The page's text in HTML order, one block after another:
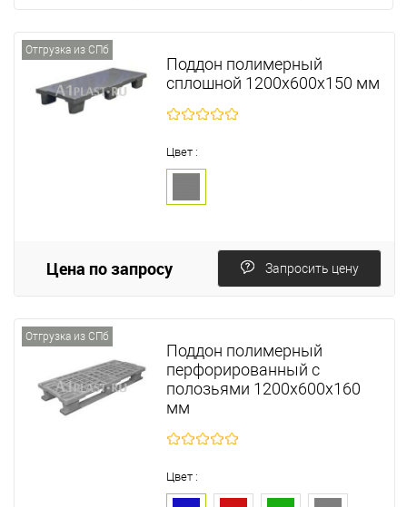
Отгрузка из СПб
Поддон полимерный
сплошной 1200х600х150 мм
Цвет :
Цена по запросу Запросить цену
Отгрузка из СПб
Поддон полимерный
перфорированный с
полозьями 1200х600х160
мм
Цвет :